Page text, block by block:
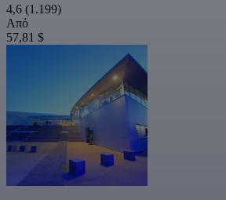
4,6 (1.199)
Από
57,81 $